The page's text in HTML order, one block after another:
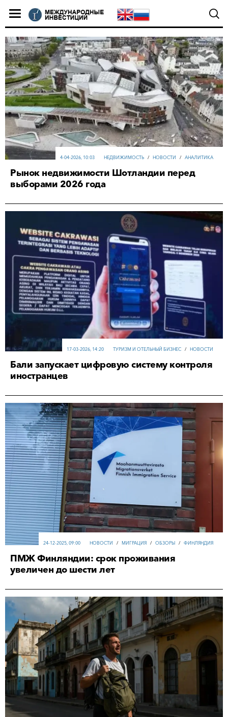
НЕДВИЖИМОСТЬ / НОВОСТИ / АНАЛИТИКА
4-04-2026, 10:03
Рынок недвижимости Шотландии перед
выборами 2026 года
ТУРИЗМ И ОТЕЛЬНЫЙ БИЗНЕС / НОВОСТИ
17-03-2026, 14:20
Бали запускает цифровую систему контроля
иностранцев
НОВОСТИ / МИГРАЦИЯ / ОБЗОРЫ / ФИНЛЯНДИЯ
24-12-2025, 09:00
ПМЖ Финляндии: срок проживания
увеличен до шести лет